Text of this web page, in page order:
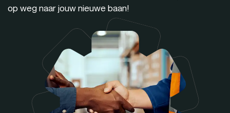
op weg naar jouw nieuwe baan!